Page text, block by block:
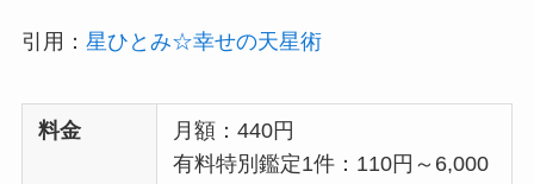
引用： 星ひとみ☆幸せの天星術
料金
月額：440円
有料特別鑑定1件：110円～6,000